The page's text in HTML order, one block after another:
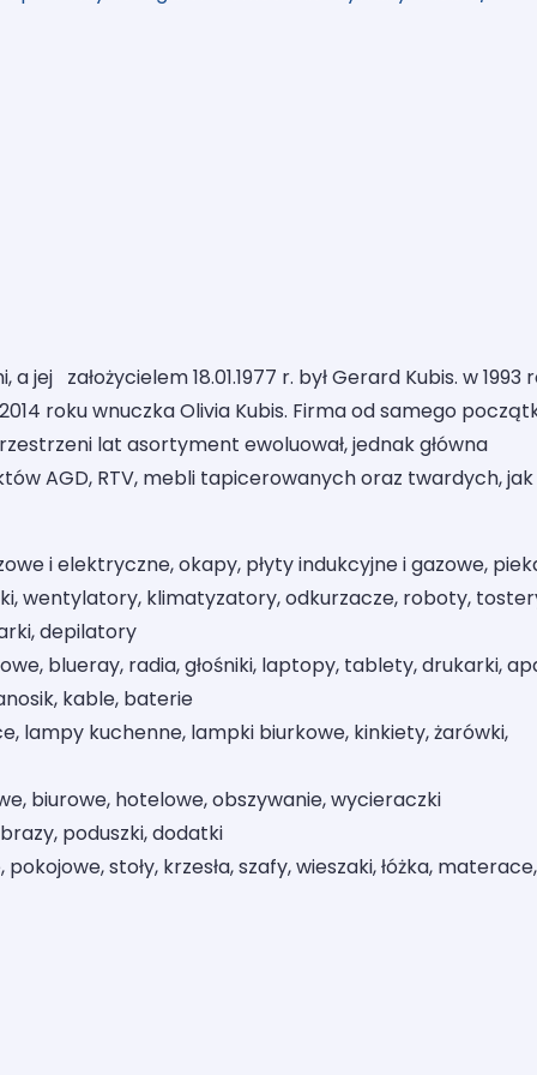
jej założycielem 18.01.1977 r. był Gerard Kubis. w 1993
roku wnuczka Olivia Kubis. Firma od samego
lat asortyment ewoluował, jednak główna
AGD, RTV, mebli tapicerowanych oraz twardych, jak
i elektryczne, okapy, płyty indukcyjne i gazowe,
wentylatory, klimatyzatory, odkurzacze, roboty,
depilatory
blueray, radia, głośniki, laptopy, tablety, drukarki,
kable, baterie
lampy kuchenne, lampki biurkowe, kinkiety, żarówki,
biurowe, hotelowe, obszywanie, wycieraczki
poduszki, dodatki
stoły, krzesła, szafy, wieszaki, łóżka, materace,